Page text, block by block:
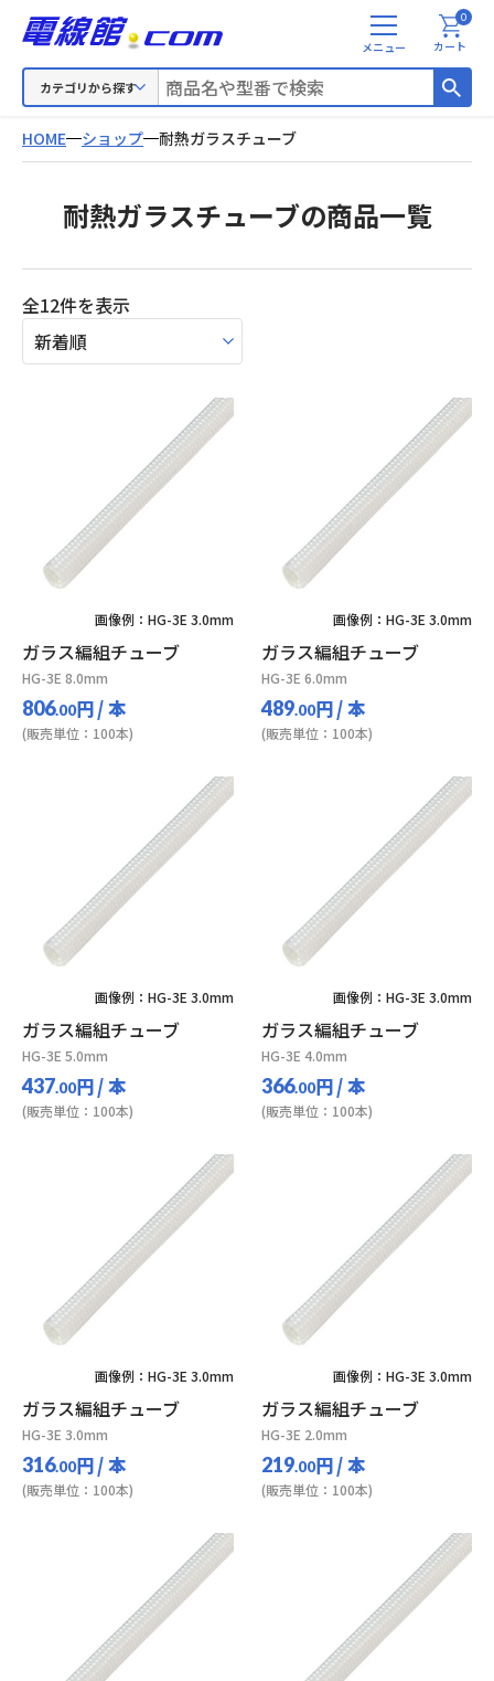
カテゴリから探す
メ
ニ
カート
0
HOME ショップ 耐熱ガラスチューブ
耐熱ガラスチューブの商品一覧
全12件を表示新
い
画像例：HG-3E 3.0mm
ガラス編組チューブ
HG-3E 8.0mm
806.00円/ 本
(販売単位：100本)
画像例：HG-3E 3.0mm
ガラス編組チューブ
HG-3E 6.0mm
489.00円/ 本
(販売単位：100本)
画像例：HG-3E 3.0mm
ガラス編組チューブ
HG-3E 5.0mm
437.00円/ 本
(販売単位：100本)
画像例：HG-3E 3.0mm
ガラス編組チューブ
HG-3E 4.0mm
366.00円/ 本
(販売単位：100本)
画像例：HG-3E 3.0mm
ガラス編組チューブ
HG-3E 3.0mm
316.00円/ 本
(販売単位：100本)
画像例：HG-3E 3.0mm
ガラス編組チューブ
HG-3E 2.0mm
219.00円/ 本
(販売単位：100本)